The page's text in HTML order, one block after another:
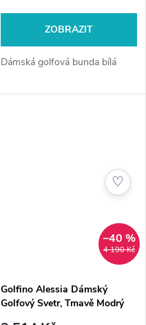
ZOBRAZIT
Dámská golfová bunda bílá
4 190 Kč
–40 %
Golfino Alessia Dámský
Golfový Svetr, Tmavě Modrý
♡